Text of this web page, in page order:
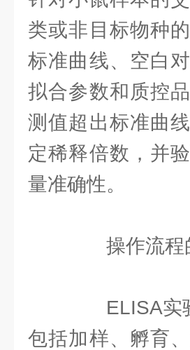
类或非目标物种
标准曲线、空白
拟合参数和质控
测值超出标准曲
定稀释倍数，并
量准确性。
操作流程
ELISA实验
包括加样、孵育